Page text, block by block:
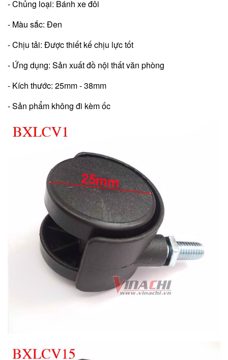
- Chủng loại: Bánh xe đôi
- Màu sắc: Đen
- Chịu tải: Được thiết kế chịu lực tốt
- Ứng dụng: Sản xuất đồ nội thất văn phòng
- Kích thước: 25mm - 38mm
- Sản phẩm không đi kèm ốc